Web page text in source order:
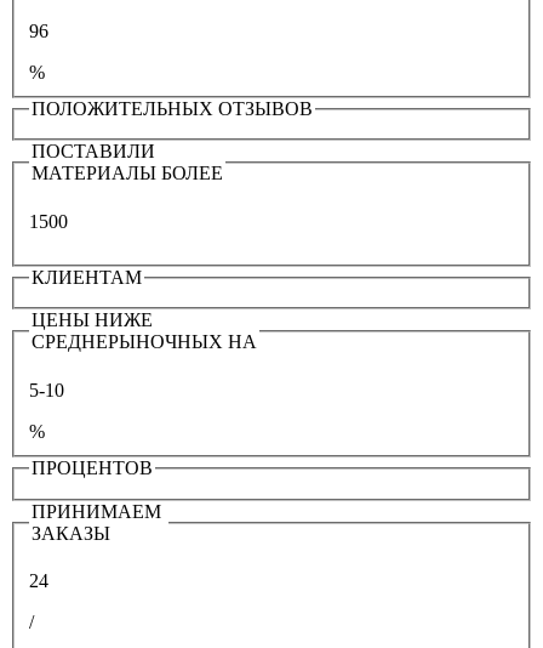
96
%
ПОЛОЖИТЕЛЬНЫХ ОТЗЫВОВ
ПОСТАВИЛИ
МАТЕРИАЛЫ БОЛЕЕ
1500
КЛИЕНТАМ
ЦЕНЫ НИЖЕ
СРЕДНЕРЫНОЧНЫХ НА
5-10
%
ПРОЦЕНТОВ
ПРИНИМАЕМ
ЗАКАЗЫ
24
/